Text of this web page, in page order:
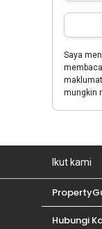
Saya
membaca
mungkin
Ikut kami
Hubungi